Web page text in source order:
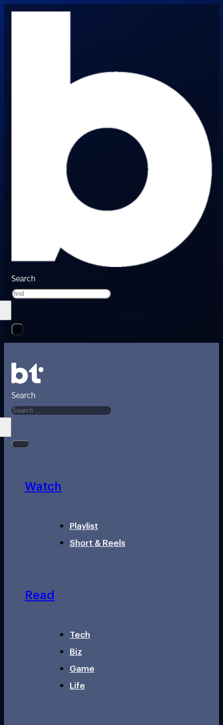
Search
Search
Watch
Playlist
Short & Reels
Read
Tech
Biz
Game
Life